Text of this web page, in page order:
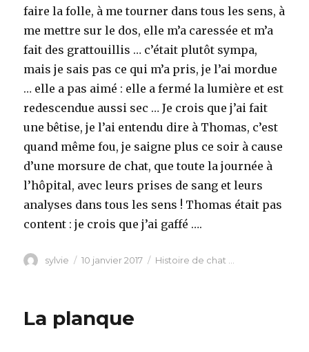
faire la folle, à me tourner dans tous les sens, à
me mettre sur le dos, elle m’a caressée et m’a
fait des grattouillis … c’était plutôt sympa,
mais je sais pas ce qui m’a pris, je l’ai mordue
… elle a pas aimé : elle a fermé la lumière et est
redescendue aussi sec … Je crois que j’ai fait
une bêtise, je l’ai entendu dire à Thomas, c’est
quand même fou, je saigne plus ce soir à cause
d’une morsure de chat, que toute la journée à
l’hôpital, avec leurs prises de sang et leurs
analyses dans tous les sens ! Thomas était pas
content : je crois que j’ai gaffé ….
Auteur
sylvie
Publié
10 janvier 2017 Catégories
Histoire de chat ...
La planque